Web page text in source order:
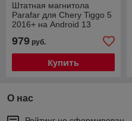
Штатная магнитола
Parafar для Chery Tiggo 5
2016+ на Android 13
979 руб.
Купить
О нас